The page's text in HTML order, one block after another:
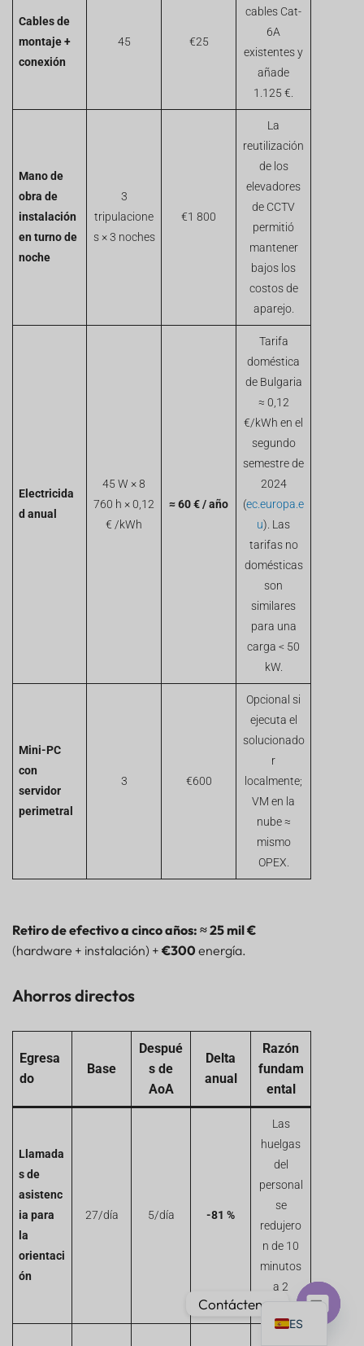
Cables de
montaje +
conexión
45 €25
cables Cat-
6A
existentes y
añade
1.125 €.
Mano de
obra de
instalación
en turno de
noche
3
tripulacione
s × 3 noches
€1 800
La
reutilización
de los
elevadores
de CCTV
permitió
mantener
bajos los
costos de
aparejo.
Electricida
d anual
45 W × 8
760 h × 0,12
€ /kWh
≈ 60 € / año
Tarifa
doméstica
de Bulgaria
≈ 0,12
€/kWh en el
segundo
semestre de
2024
(ec.europa.e
u). Las
tarifas no
domésticas
son
similares
para una
carga < 50
kW.
Mini-PC
con
servidor
perimetral
3 €600
Opcional si
ejecuta el
solucionado
r
localmente;
VM en la
nube ≈
mismo
OPEX.
Retiro de efectivo a cinco años: ≈ 25 mil €
(hardware + instalación) + €300 energía.
Ahorros directos
Egresa
do
Base
Despué
s de
AoA
Delta
anual
Razón
fundam
ental
Llamada
s de
asistenc
ia para
la
orientaci
ón
27/día 5/día -81 %
Las
huelgas
del
personal
se
redujero
n de 10
minutos
a 2
minutos.
ES
EN
TH
KO
DE
IT
PT
Contáctenos